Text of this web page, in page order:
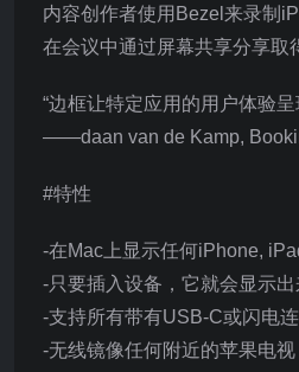
内容创作者使用Bezel来录制
在会议中通过屏幕共享分享取
“边框让特定应用的用户体验
——daan van de Kamp,
#特性
-在Mac上显示任何iPhone,
-只要插入设备，它就会显示出
-支持所有带有USB-C或闪电
-无线镜像任何附近的苹果电视